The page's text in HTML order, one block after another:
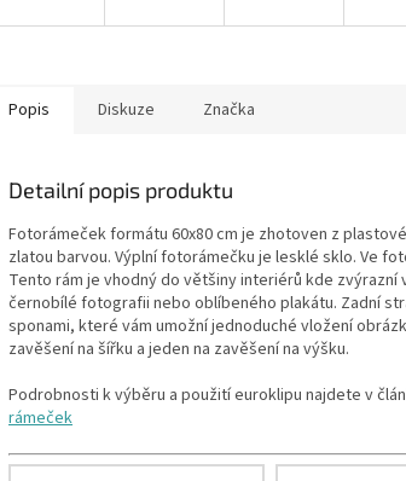
Popis Diskuze Značka
Detailní popis produktu
Fotorámeček formátu 60x80 cm je zhotoven z
zlatou barvou. Výplní fotorámečku je lesklé sklo. Ve
Tento rám je vhodný do většiny interiérů kde zvýrazní
černobílé fotografii nebo oblíbeného plakátu. Zadní
sponami, které vám umožní jednoduché vložení
zavěšení na šířku a jeden na zavěšení na výšku.
Podrobnosti k výběru a použití euroklipu najdete v
rámeček